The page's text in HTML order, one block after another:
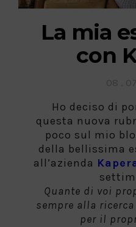
La mia
con
Ho deciso di
questa nuova
poco sul mio
della bellissima
all’azienda
Quante di voi
sempre alla
per il